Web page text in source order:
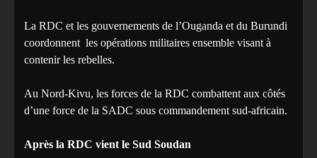
La RDC et les gouvernements de l’Ouganda et du Burundi
coordonnent les opérations militaires ensemble visant à
contenir les rebelles.
Au Nord-Kivu, les forces de la RDC combattent aux côtés
d’une force de la SADC sous commandement sud-africain.
Après la RDC vient le Sud Soudan